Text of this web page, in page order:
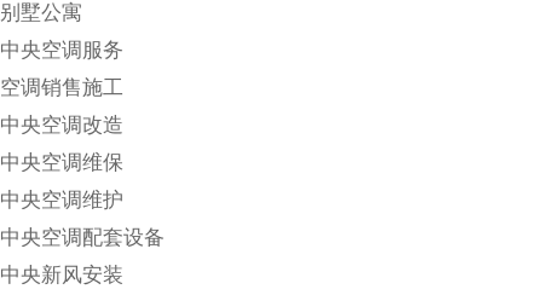
别墅公寓
中央空调服务
空调销售施工
中央空调改造
中央空调维保
中央空调维护
中央空调配套设备
中央新风安装